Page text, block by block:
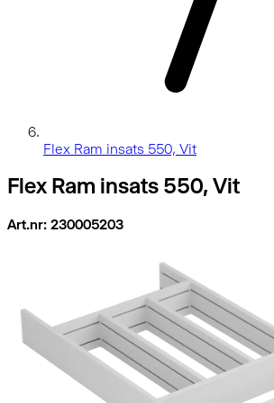
Flex Ram insats 550, Vit
Flex Ram insats 550, Vit
Art.nr: 230005203